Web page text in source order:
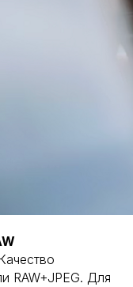
RAW+JPEG. Для